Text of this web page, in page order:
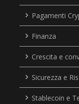
Pagamenti
Finanza
Crescita e
Sicurezza e
Stablecoin e